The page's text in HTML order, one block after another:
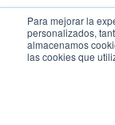
Para mejorar la
personalizados,
almacenamos
las cookies que